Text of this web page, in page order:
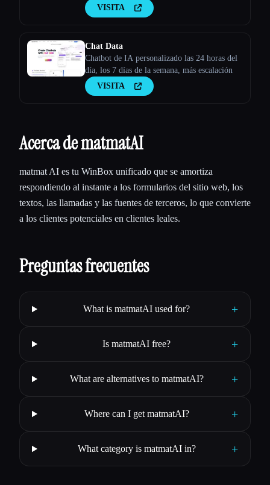
VISITA
Chat Data
Chatbot de IA personalizado las 24 horas del
día, los 7 días de la semana, más escalación
VISITA
Acerca de matmatAI
matmat AI es tu WinBox unificado que se amortiza
respondiendo al instante a los formularios del sitio web, los
textos, las llamadas y las fuentes de terceros, lo que convierte
a los clientes potenciales en clientes leales.
Preguntas frecuentes
What is matmatAI used for? +
Is matmatAI free? +
What are alternatives to matmatAI? +
Where can I get matmatAI? +
What category is matmatAI in? +